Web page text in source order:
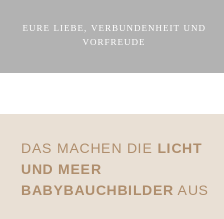
EURE LIEBE, VERBUNDENHEIT UND
VORFREUDE
DAS MACHEN DIE LICHT
UND MEER
BABYBAUCHBILDER AUS